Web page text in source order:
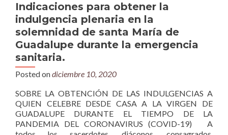
Indicaciones para obtener la
indulgencia plenaria en la
solemnidad de santa María de
Guadalupe durante la emergencia
sanitaria.
Posted ondiciembre 10, 2020
SOBRE LA OBTENCIÓN DE LAS INDULGENCIAS A
QUIEN CELEBRE DESDE CASA A LA VIRGEN DE
GUADALUPE DURANTE EL TIEMPO DE LA
PANDEMIA DEL CORONAVIRUS (COVID-19) A